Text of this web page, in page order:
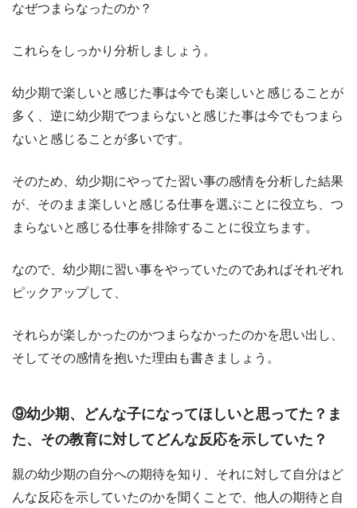
なぜつまらなったのか？
これらをしっかり分析しましょう。
幼少期で楽しいと感じた事は今でも楽しいと感じることが
多く、逆に幼少期でつまらないと感じた事は今でもつまら
ないと感じることが多いです。
そのため、幼少期にやってた習い事の感情を分析した結果
が、そのまま楽しいと感じる仕事を選ぶことに役立ち、つ
まらないと感じる仕事を排除することに役立ちます。
なので、幼少期に習い事をやっていたのであればそれぞれ
ピックアップして、
それらが楽しかったのかつまらなかったのかを思い出し、
そしてその感情を抱いた理由も書きましょう。
⑨幼少期、どんな子になってほしいと思ってた？ま
た、その教育に対してどんな反応を示していた？
親の幼少期の自分への期待を知り、それに対して自分はど
んな反応を示していたのかを聞くことで、他人の期待と自